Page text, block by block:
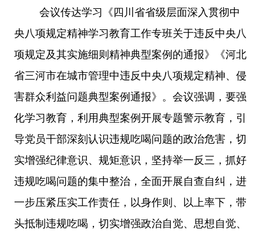
会议传达学习《四川省省级层面深入贯彻中
央八项规定精神学习教育工作专班关于违反中央八
项规定及其实施细则精神典型案例的通报》《河北
省三河市在城市管理中违反中央八项规定精神、侵
害群众利益问题典型案例通报》。会议强调，要强
化学习教育，利用典型案例开展专题警示教育，引
导党员干部深刻认识违规吃喝问题的政治危害，切
实增强纪律意识、规矩意识，坚持举一反三，抓好
违规吃喝问题的集中整治，全面开展自查自纠，进
一步压紧压实工作责任，以身作则、以上率下，带
头抵制违规吃喝，切实增强政治自觉、思想自觉、